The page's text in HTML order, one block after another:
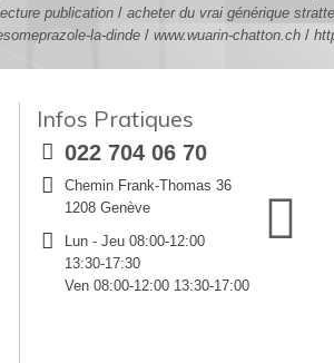
publication / acheter du vrai générique
la-dinde / www.wuarin-chatton.ch /
Infos Pratiques
022 704 06 70
Chemin Frank-Thomas 36
1208 Genève
Lun - Jeu 08:00-12:00
13:30-17:30
Ven 08:00-12:00 13:30-17:00